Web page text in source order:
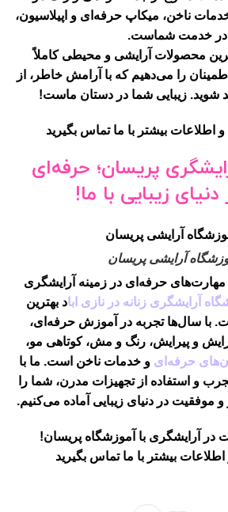
ناخن، میکاپ حرفه‌ای و اپیلاسیون،
در خدمت شماست.
محصولات آرایشی و محیطی کاملاً
را می‌دهیم که با آرامش خاطر، از
شوید.زیبایی شما در دستان ماست!
اطلاعات بیشتر با ما تماس بگیرید
پریسان؛ حرفه‌ای
زیبایی با ما!
آرایشی پریسان
مهارت‌های حرفه‌ای در زمینه آرایشگری
آرایشگری زنانه در نازی اباد بهترین
با سال‌ها تجربه در آموزش حرفه‌ای،
و پیرایش، رنگ و مش، کوتاهی مو،
حرفه‌ای و خدمات ناخن است. ما با
و استفاده از تجهیزات مدرن، شما را
و موفقیت در دنیای زیبایی آماده می‌کنیم.
در آرایشگری با آموزشگاه پریسان!
بیشتر با ما تماس بگیرید